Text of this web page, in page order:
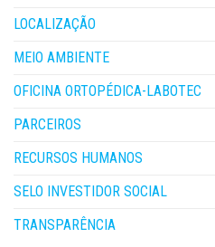
LOCALIZAÇÃO
MEIO AMBIENTE
OFICINA ORTOPÉDICA-LABOTEC
PARCEIROS
RECURSOS HUMANOS
SELO INVESTIDOR SOCIAL
TRANSPARÊNCIA